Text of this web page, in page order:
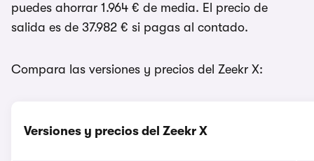
puedes ahorrar 1.964 € de media. El precio de
salida es de 37.982 € si pagas al contado.
Compara las versiones y precios del Zeekr X:
Versiones y precios del Zeekr X